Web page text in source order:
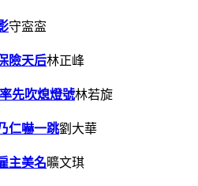
守寍寍
險天后林正峰
先吹熄燈號林若旋
仁嚇一跳劉大華
主美名曠文琪